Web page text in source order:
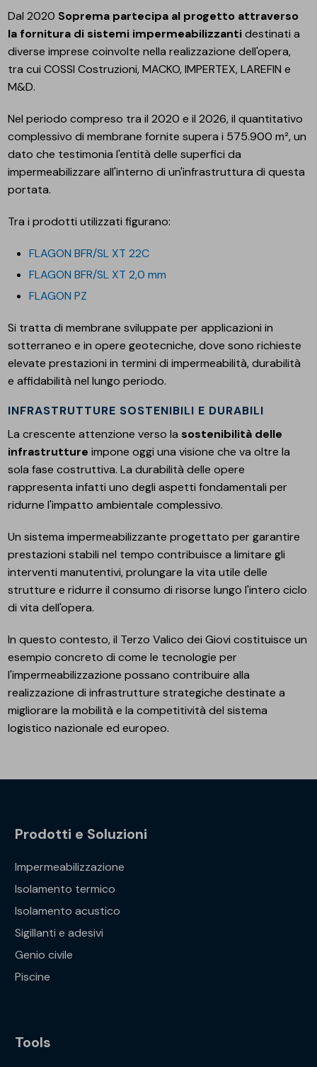
Dal 2020 Soprema partecipa al progetto attraverso
la fornitura di sistemi impermeabilizzantidestinati a
diverse imprese coinvolte nella realizzazione dell'opera,
tra cui COSSI Costruzioni, MACKO, IMPERTEX, LAREFIN e
M&D.
Nel periodo compreso tra il 2020 e il 2026, il quantitativo
complessivo di membrane fornite supera i 575.900 m², un
dato che testimonia l'entità delle superfici da
impermeabilizzare all'interno di un'infrastruttura di questa
portata.
Tra i prodotti utilizzati figurano:
FLAGON BFR/SL XT 22C
FLAGON BFR/SL XT 2,0 mm
FLAGON PZ
Si tratta di membrane sviluppate per applicazioni in
sotterraneo e in opere geotecniche, dove sono richieste
elevate prestazioni in termini di impermeabilità, durabilità
e affidabilità nel lungo periodo.
INFRASTRUTTURE SOSTENIBILI E DURABILI
La crescente attenzione verso la sostenibilità delle
infrastrutture impone oggi una visione che va oltre la
sola fase costruttiva. La durabilità delle opere
rappresenta infatti uno degli aspetti fondamentali per
ridurne l'impatto ambientale complessivo.
Un sistema impermeabilizzante progettato per garantire
prestazioni stabili nel tempo contribuisce a limitare gli
interventi manutentivi, prolungare la vita utile delle
strutture e ridurre il consumo di risorse lungo l'intero ciclo
di vita dell'opera.
In questo contesto, il Terzo Valico dei Giovi costituisce un
esempio concreto di come le tecnologie per
l'impermeabilizzazione possano contribuire alla
realizzazione di infrastrutture strategiche destinate a
migliorare la mobilità e la competitività del sistema
logistico nazionale ed europeo.
Prodotti e Soluzioni
Impermeabilizzazione
Isolamento termico
Isolamento acustico
Sigillanti e adesivi
Genio civile
Piscine
Tools